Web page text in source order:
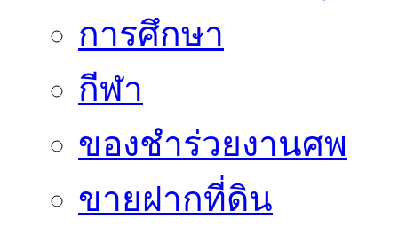
การศึกษา
กีฬา
ของชำร่วยงานศพ
ขายฝากที่ดิน